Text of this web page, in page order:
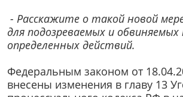
- Расскажите о такой новой
для подозреваемых и обвиняемых
определенных действий.
Федеральным законом от
внесены изменения в главу 13